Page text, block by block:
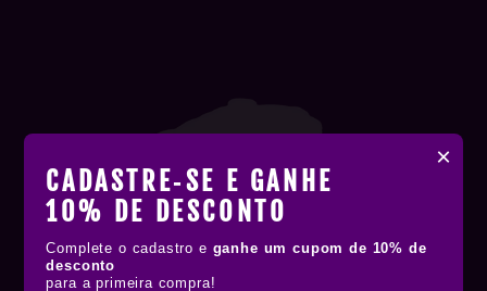
×
CADASTRE‑SE E GANHE
10% DE DESCONTO
Complete o cadastro e ganhe um cupom de 10% de
desconto
para a primeira compra!